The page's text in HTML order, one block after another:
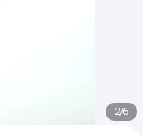
2/6